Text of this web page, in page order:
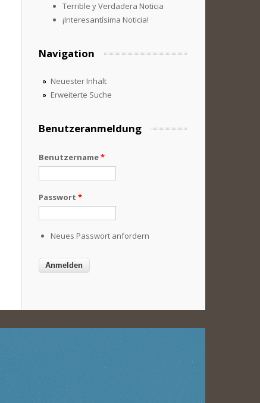
Terrible y Verdadera Noticia
¡Interesantísima Noticia!
Navigation
Neuester Inhalt
Erweiterte Suche
Benutzeranmeldung
Benutzername*
Passwort *
Neues Passwort anfordern